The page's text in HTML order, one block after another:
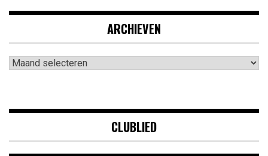
ARCHIEVEN
Archieven
CLUBLIED